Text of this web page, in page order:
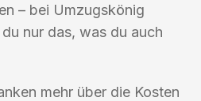
– bei Umzugskönig
nur das, was du auch
mehr über die Kosten